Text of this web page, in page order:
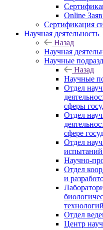
Online
Сертификация
Научная деятельность
Назад
Научная
Научные
Назад
Научные
Отдел
сферы
Отдел
сфере
Отдел
испытаний
Научно-
Отдел
и
технологий
Отдел
Центр